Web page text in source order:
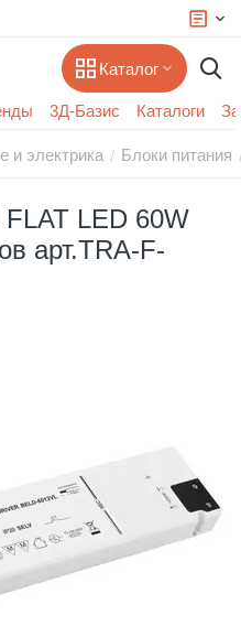
Каталог
3Д-Базис Каталоги
и электрика / Блоки питания
LED 60W
арт.TRA-F-